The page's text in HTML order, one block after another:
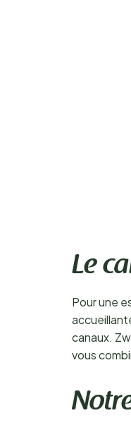
Le
Pour une
canaux.
vous